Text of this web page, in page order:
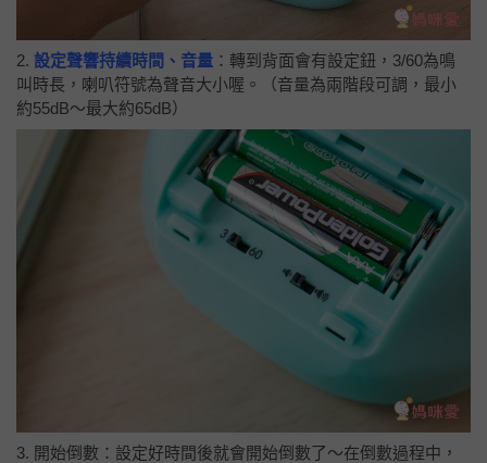
2. 設定聲響持續時間、音量 ：轉到背面會有設定鈕，3/60為鳴
叫時長，喇叭符號為聲音大小喔。（音量為兩階段可調，最小
約55dB～最大約65dB）
3. 開始倒數：設定好時間後就會開始倒數了～在倒數過程中，